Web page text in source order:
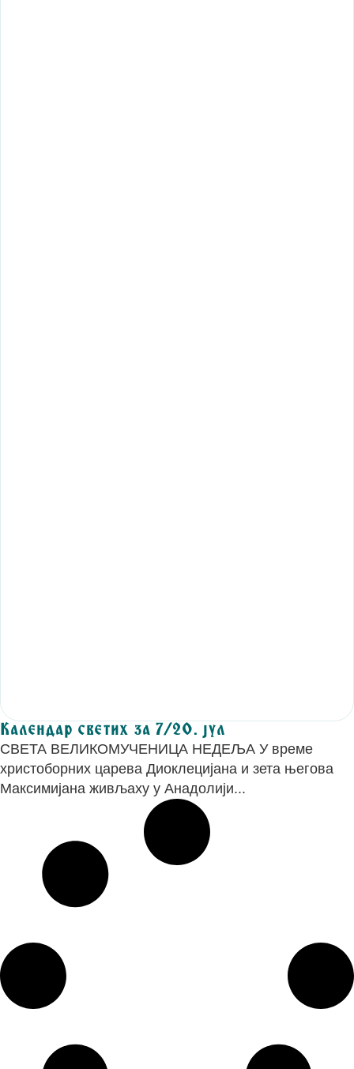
Календар светих за 7/20. јул
СВЕТА ВЕЛИКОМУЧЕНИЦА НЕДЕЉА У време
христоборних царева Диоклецијана и зета његова
Максимијана живљаху у Анадолији...